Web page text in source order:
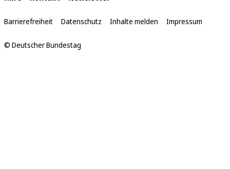
Links
Barrierefreiheit Datenschutz Inhalte melden Impressum
© Deutscher Bundestag